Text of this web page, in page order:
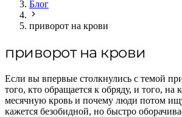
Блог
приворот на крови
приворот на крови
Если вы впервые столкнулись с темой
того, кто обращается к обряду, и того,
месячную кровь и почему люди потом
кажется безобидной, но быстро